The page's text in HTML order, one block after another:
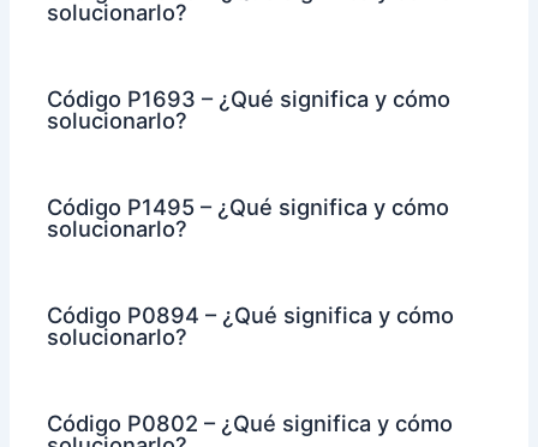
solucionarlo?
Código P1693 – ¿Qué significa y cómo
solucionarlo?
Código P1495 – ¿Qué significa y cómo
solucionarlo?
Código P0894 – ¿Qué significa y cómo
solucionarlo?
Código P0802 – ¿Qué significa y cómo